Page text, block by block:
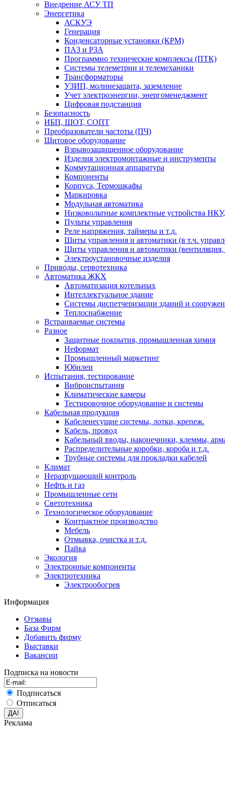
Внедрение АСУ ТП
Энергетика
АСКУЭ
Генерация
Конденсаторные установки (КРМ)
ПАЗ и РЗА
Программно технические комплексы (ПТК)
Системы телеметрии и телемеханики
Трансформаторы
УЗИП, молниезащита, заземление
Учет электроэнергии, энергоменеджмент
Цифровая подстанция
Безопасность
ИБП, ШОТ, СОПТ
Преобразователи частоты (ПЧ)
Щитовое оборудование
Взрывозащищенное оборудование
Изделия электромонтажные и инструменты
Коммутационная аппаратура
Компоненты
Корпуса, Термошкафы
Маркировка
Модульная автоматика
Низковольтные комплектные устройства
Пульты управления
Реле напряжения, таймеры и т.д.
Щиты управления и автоматики (в т.ч.
Щиты управления и автоматики (вентиляция,
Электроустановочные изделия
Приводы, сервотехника
Автоматика ЖКХ
Автоматизация котельных
Интеллектуальное здание
Системы диспетчеризации зданий и
Теплоснабжение
Встраиваемые системы
Разное
Защитные покрытия, промышленная химия
Неформат
Промышленный маркетинг
Юбилеи
Испытания, тестирование
Виброиспытания
Климатические камеры
Тестировочное оборудование и системы
Кабельная продукция
Кабеленесущие системы, лотки, крепеж.
Кабель, провод
Кабельный вводы, наконечники, клеммы,
Распределительные коробки, короба и т.д.
Трубные системы для прокладки кабелей
Климат
Неразрушающий контроль
Нефть и газ
Промышленные сети
Светотехника
Технологическое оборудование
Контрактное производство
Мебель
Отмывка, очистка и т.д.
Пайка
Экология
Электронные компоненты
Электротехника
Электрообогрев
Информация
Отзывы
База Фирм
Добавить фирму
Выставки
Вакансии
Подписка на новости
Подписаться
Отписаться
Реклама